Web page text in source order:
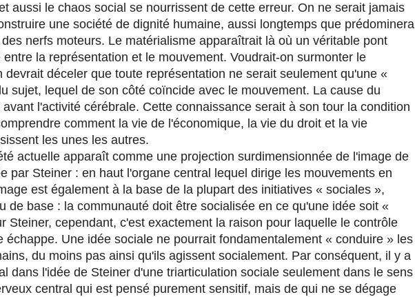
aussi le chaos social se nourrissent de cette erreur. On ne serait jamais
une société de dignité humaine, aussi longtemps que prédominera
des nerfs moteurs. Le matérialisme apparaîtrait là où un véritable pont
la représentation et le mouvement. Voudrait-on surmonter le
devrait déceler que toute représentation ne serait seulement qu'une «
sujet, lequel de son côté coïncide avec le mouvement. La cause du
l'activité cérébrale. Cette connaissance serait à son tour la condition
comment la vie de l'économique, la vie du droit et la vie
les unes les autres.
actuelle apparaît comme une projection surdimensionnée de l'image de
par Steiner : en haut l'organe central lequel dirige les mouvements en
est également à la base de la plupart des initiatives « sociales »,
de base : la communauté doit être socialisée en ce qu'une idée soit «
Steiner, cependant, c'est exactement la raison pour laquelle le contrôle
échappe. Une idée sociale ne pourrait fondamentalement « conduire » les
du moins pas ainsi qu'ils agissent socialement. Par conséquent, il y a
dans l'idée de Steiner d'une triarticulation sociale seulement dans le sens
central qui est pensé purement sensitif, mais de qui ne se dégage